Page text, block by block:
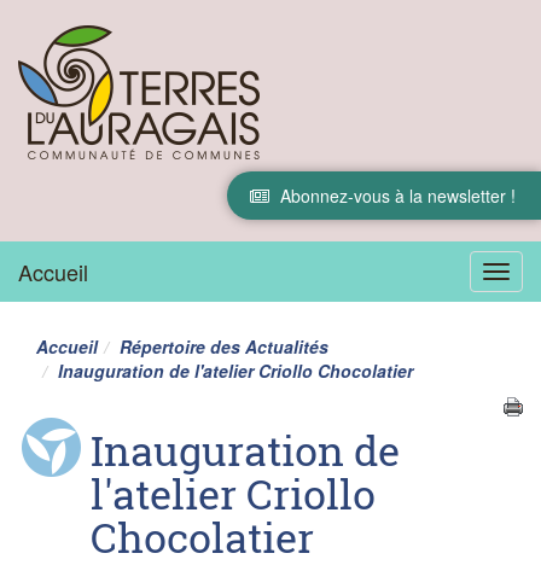
Abonnez-vous à la newsletter !
Menu
Accueil
Accueil
Répertoire des Actualités
Inauguration de l'atelier Criollo Chocolatier
Inauguration de
l'atelier Criollo
Chocolatier